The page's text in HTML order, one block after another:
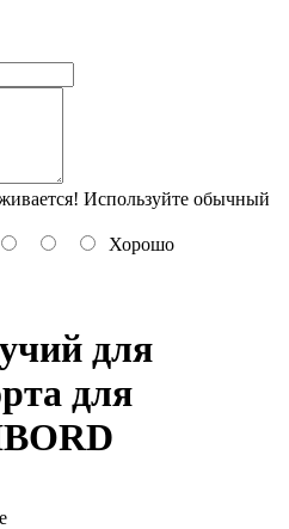
Используйте обычный
Хорошо
для
для